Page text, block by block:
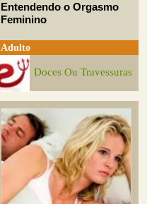
Entendendo o Orgasmo
Feminino
Adulto
Doces Ou Travessuras